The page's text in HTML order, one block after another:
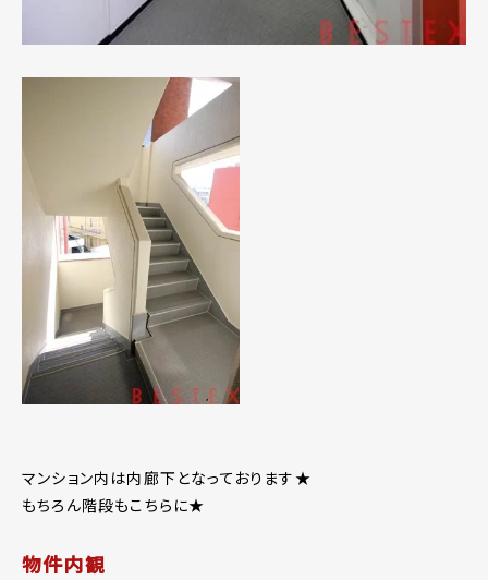
マンション内は内廊下となっております★
もちろん階段もこちらに★
物件内観